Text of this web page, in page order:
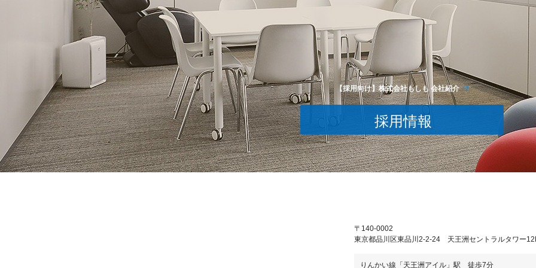
【採用向け】株式会社もしも 会社紹介
採用情報
〒140-0002
東京都品川区東品川2-2-24 天王洲セントラルタワー
りんかい線「天王洲アイル」駅 徒歩7分